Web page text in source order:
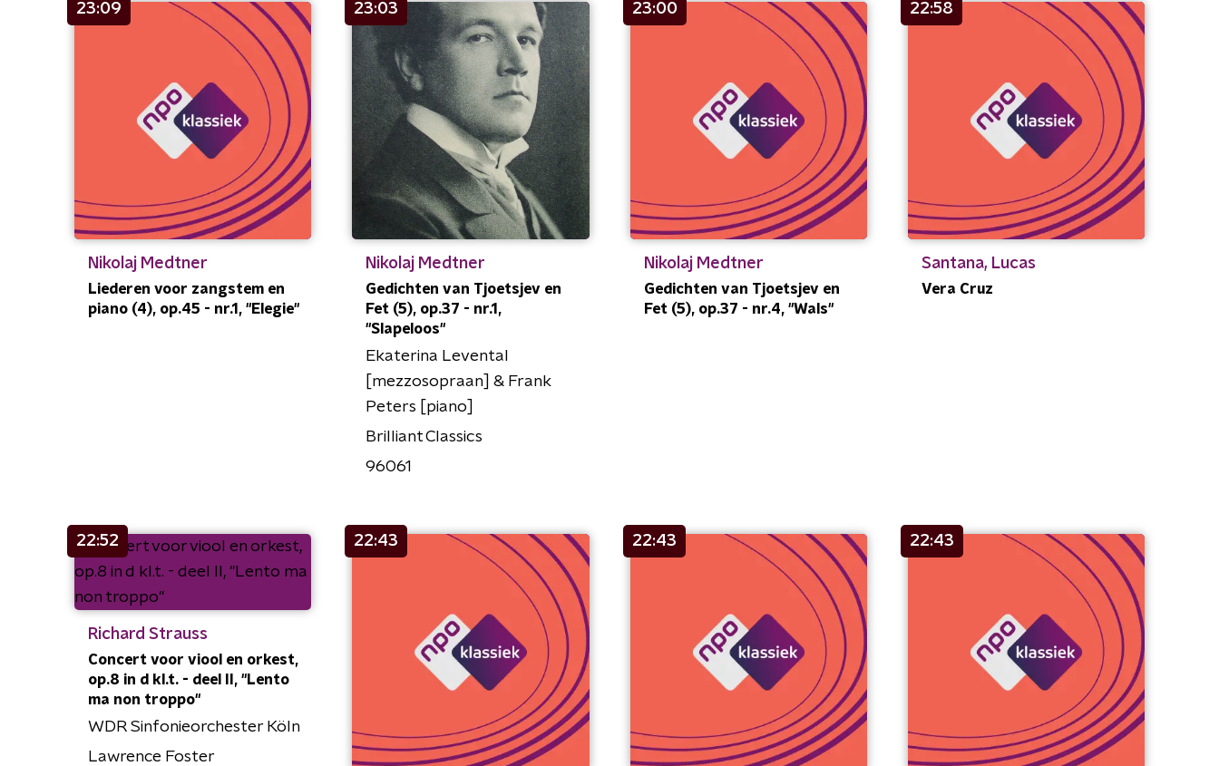
23:09
Nikolaj Medtner
Liederen voor zangstem en
piano (4), op.45 - nr.1, "Elegie"
23:03
Nikolaj Medtner
Gedichten van Tjoetsjev en
Fet (5), op.37 - nr.1,
"Slapeloos"
Ekaterina Levental
[mezzosopraan] & Frank
Peters [piano]
Brilliant Classics
96061
23:00
Nikolaj Medtner
Gedichten van Tjoetsjev en
Fet (5), op.37 - nr.4, "Wals"
22:58
Santana, Lucas
Vera Cruz
22:52
Richard Strauss
Concert voor viool en orkest,
op.8 in d kl.t. - deel II, "Lento
ma non troppo"
WDR Sinfonieorchester Köln
Lawrence Foster
22:43 22:43 22:43